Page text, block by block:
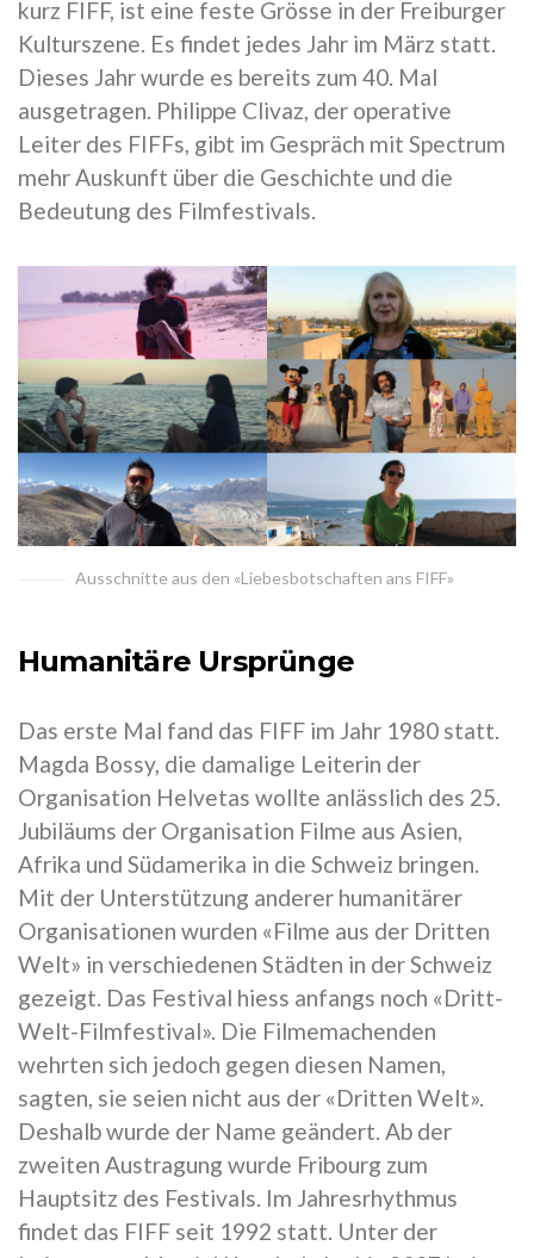
kurz FIFF, ist eine feste Grösse in der Freiburger
Kulturszene. Es findet jedes Jahr im März statt.
Dieses Jahr wurde es bereits zum 40. Mal
ausgetragen. Philippe Clivaz, der operative
Leiter des FIFFs, gibt im Gespräch mit Spectrum
mehr Auskunft über die Geschichte und die
Bedeutung des Filmfestivals.
Ausschnitte aus den «Liebesbotschaften ans FIFF»
Humanitäre Ursprünge
Das erste Mal fand das FIFF im Jahr 1980 statt.
Magda Bossy, die damalige Leiterin der
Organisation Helvetas wollte anlässlich des 25.
Jubiläums der Organisation Filme aus Asien,
Afrika und Südamerika in die Schweiz bringen.
Mit der Unterstützung anderer humanitärer
Organisationen wurden «Filme aus der Dritten
Welt» in verschiedenen Städten in der Schweiz
gezeigt. Das Festival hiess anfangs noch «Dritt-
Welt-Filmfestival». Die Filmemachenden
wehrten sich jedoch gegen diesen Namen,
sagten, sie seien nicht aus der «Dritten Welt».
Deshalb wurde der Name geändert. Ab der
zweiten Austragung wurde Fribourg zum
Hauptsitz des Festivals. Im Jahresrhythmus
findet das FIFF seit 1992 statt. Unter der